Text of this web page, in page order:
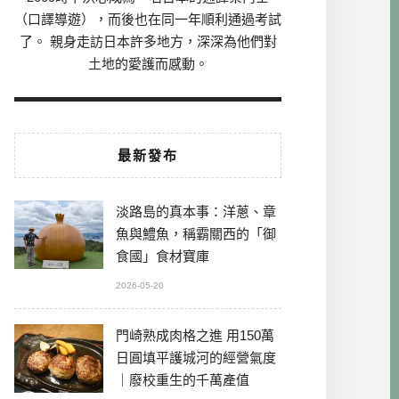
（口譯導遊），而後也在同一年順利通過考試
了。 親身走訪日本許多地方，深深為他們對
土地的愛護而感動。
最新發布
淡路島的真本事：洋蔥、章
魚與鱧魚，稱霸關西的「御
食國」食材寶庫
2026-05-20
門崎熟成肉格之進 用150萬
日圓填平護城河的經營氣度
｜廢校重生的千萬產值